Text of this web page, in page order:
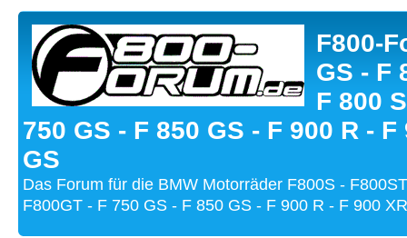
F800-
GS - F
F 800
750 GS - F 850 GS - F 900 R - F
GS
Das Forum für die BMW Motorräder F800S -
F800GT - F 750 GS - F 850 GS - F 900 R - F 900